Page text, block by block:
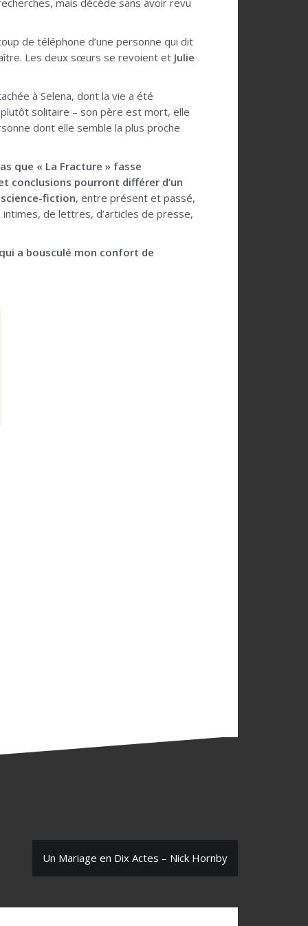
mais décède sans avoir revu
de téléphone d’une personne qui dit
Les deux sœurs se revoient et Julie
à Selena, dont la vie a été
solitaire – son père est mort, elle
dont elle semble la plus proche
que « La Fracture » fasse
conclusions pourront différer d’un
fiction, entre présent et passé,
de lettres, d’articles de presse,
a bousculé mon confort de
Un Mariage en Dix Actes – Nick Hornby